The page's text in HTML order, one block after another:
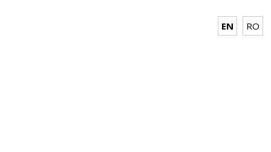
EN RO